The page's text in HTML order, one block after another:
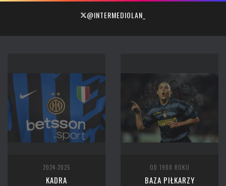
@INTERMEDIOLAN_
2024-2025
KADRA
OD 1908 ROKU
BAZA PIŁKARZY